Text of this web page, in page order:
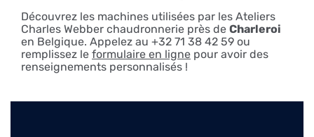
Découvrez les machines utilisées par les Ateliers
Charles Webber chaudronnerie près de Charleroi
en Belgique. Appelez au +32 71 38 42 59 ou
remplissez le formulaire en ligne pour avoir des
renseignements personnalisés !